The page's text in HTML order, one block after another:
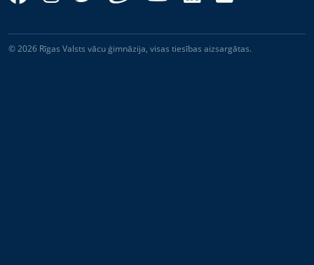
© 2026 Rīgas Valsts vācu ģimnāzija, visas tiesības aizsargātas.